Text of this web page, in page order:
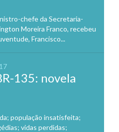
chefe da Secretaria-
Moreira Franco, recebeu
Francisco...
135: novela
população insatisfeita;
vidas perdidas;